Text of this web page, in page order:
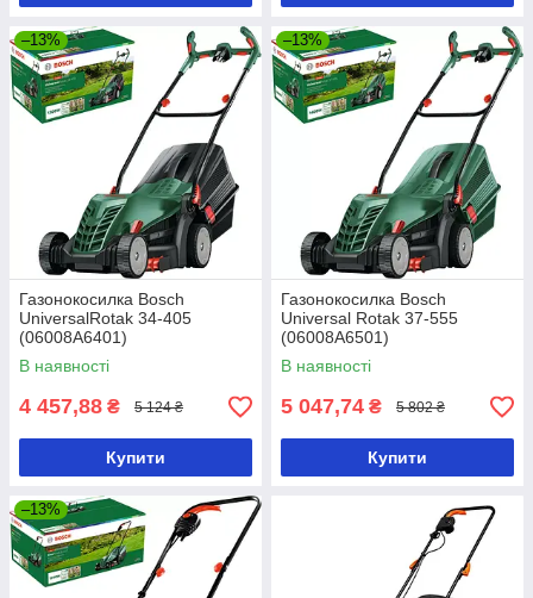
–13%
Газонокосилка Bosch
UniversalRotak 34-405
(06008A6401)
В наявності
4 457,88 ₴ 5 124 ₴
Купити
–13%
Газонокосилка Bosch
Universal Rotak 37-555
(06008A6501)
В наявності
5 047,74 ₴ 5 802 ₴
Купити
–13%